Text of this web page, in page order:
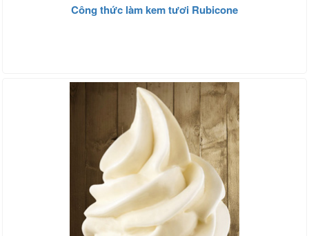
Công thức làm kem tươi Rubicone